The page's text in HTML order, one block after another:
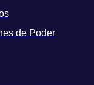
de Poder